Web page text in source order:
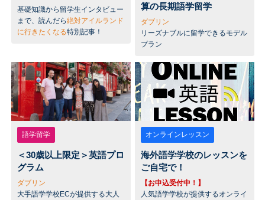
基礎知識から留学生インタビュー
まで、読んだら絶対アイルランド
に行きたくなる特別記事！
算の長期語学留学
ダブリン
リーズナブルに留学できるモデル
プラン
語学留学
＜30歳以上限定＞英語プロ
グラム
ダブリン
大手語学学校ECが提供する大人
オンラインレッスン
海外語学学校のレッスンを
ご自宅で！
【お申込受付中！】
人気語学学校が提供するオンライ